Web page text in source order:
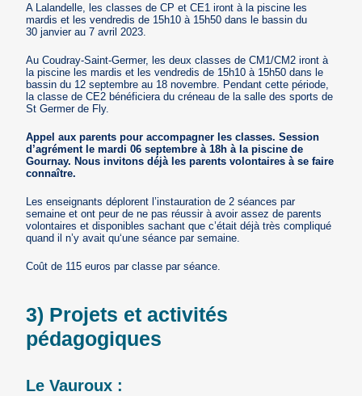
A Lalandelle, les classes de CP et CE1 iront à la piscine les
mardis et les vendredis de 15h10 à 15h50 dans le bassin du
30 janvier au 7 avril 2023.
Au Coudray-Saint-Germer, les deux classes de CM1/CM2 iront à
la piscine les mardis et les vendredis de 15h10 à 15h50 dans le
bassin du 12 septembre au 18 novembre. Pendant cette période,
la classe de CE2 bénéficiera du créneau de la salle des sports de
St Germer de Fly.
Appel aux parents pour accompagner les classes. Session
d’agrément le mardi 06 septembre à 18h à la piscine de
Gournay. Nous invitons déjà les parents volontaires à se faire
connaître.
Les enseignants déplorent l’instauration de 2 séances par
semaine et ont peur de ne pas réussir à avoir assez de parents
volontaires et disponibles sachant que c’était déjà très compliqué
quand il n’y avait qu‘une séance par semaine.
Coût de 115 euros par classe par séance.
3) Projets et activités
pédagogiques
Le Vauroux :